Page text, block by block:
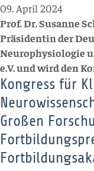
09. April 2024
Prof. Dr. Susanne
Präsidentin der
Neurophysiologie
e.V. und wird den
Kongress für
Großen